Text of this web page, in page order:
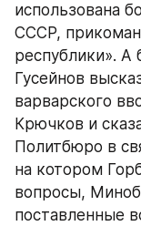
использована
СССР,
республики». А
Гусейнов
варварского
Крючков и
Политбюро в
на котором
вопросы,
поставленные